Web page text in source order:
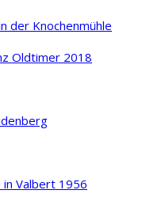
der Knochenmühle
Oldtimer 2018
in Valbert 1956